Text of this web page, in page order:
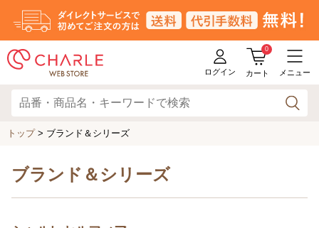
ログイン
0
カート メニュー
トップ> ブランド＆シリーズ
ブランド＆シリーズ